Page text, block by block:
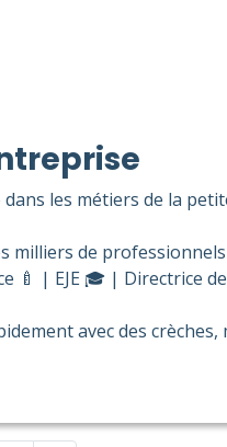
les métiers de la
milliers de professionnels
🍼 | EJE 🎓 | Directrice
avec des crèches,